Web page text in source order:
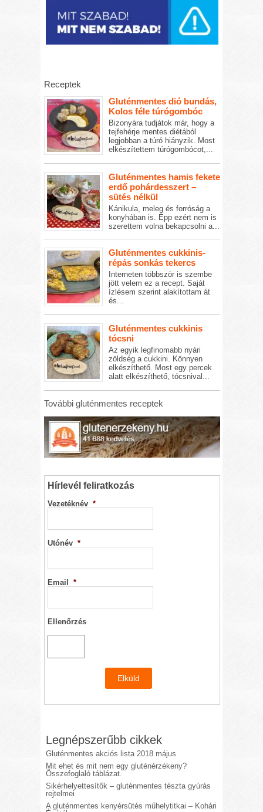
Receptek
Gluténmentes dió bundás,
Kolos féle túrógombóc
Bizonyára tudjátok már, hogy a
tejfehérje mentes diétából
legjobban a túró hiányzik. Most
elkészítettem túrógombócot,...
Gluténmentes hamis fekete
erdő pohárdesszert –
sütés nélkül
Kánikula, meleg és forróság a
konyhában is. Épp ezért nem is
szerettem volna bekapcsolni a...
Gluténmentes cukkinis-
répás sonkás tekercs
Interneten többször is szembe
jött velem ez a recept. Saját
ízlésem szerint alakítottam át
és...
Gluténmentes cukkinis
tócsni
Az egyik legfinomabb nyári
zöldség a cukkini. Könnyen
elkészíthető. Most egy percek
alatt elkészíthető, tócsnival...
További gluténmentes receptek
Hírlevél feliratkozás
Vezetéknév *
Utónév *
Email *
Ellenőrzés
Legnépszerűbb cikkek
Gluténmentes akciós lista 2018 május
Mit ehet és mit nem egy gluténérzékeny?
Összefoglaló táblázat.
Sikérhelyettesítők – gluténmentes tészta gyúrás
rejtelmei
A gluténmentes kenyérsütés műhelytitkai – Kohári